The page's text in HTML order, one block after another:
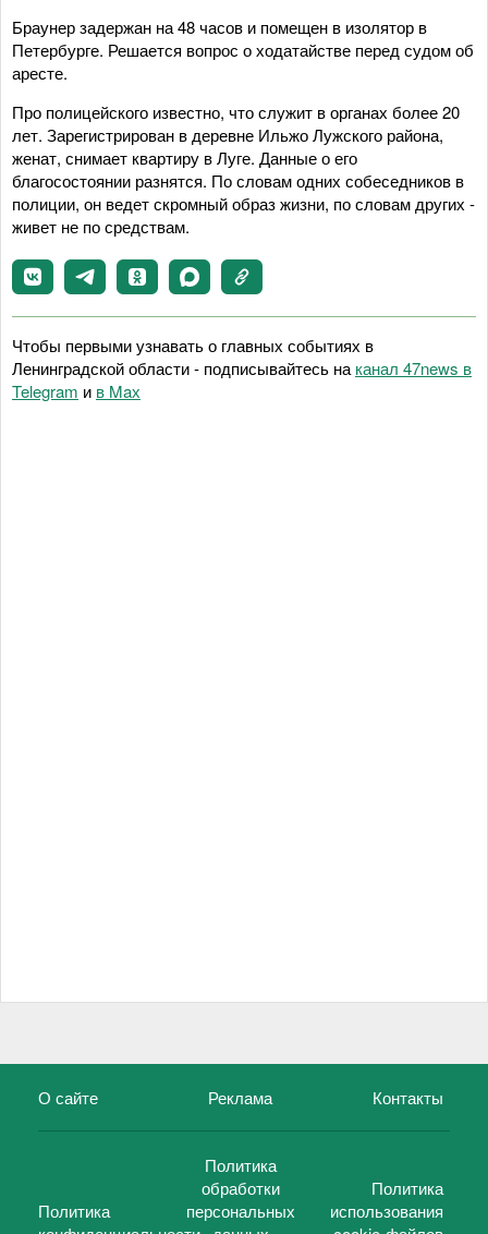
Браунер задержан на 48 часов и помещен в изолятор в
Петербурге. Решается вопрос о ходатайстве перед судом об
аресте.
Про полицейского известно, что служит в органах более 20
лет. Зарегистрирован в деревне Ильжо Лужского района,
женат, снимает квартиру в Луге. Данные о его
благосостоянии разнятся. По словам одних собеседников в
полиции, он ведет скромный образ жизни, по словам других -
живет не по средствам.
Чтобы первыми узнавать о главных событиях в
Ленинградской области - подписывайтесь на канал 47news в
Telegram и в Maх
О сайте Реклама Контакты
Политика
Политика
обработки
персональных
Политика
использования